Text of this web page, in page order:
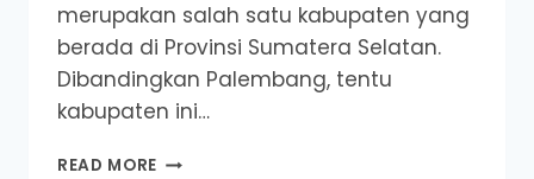
merupakan salah satu kabupaten yang
berada di Provinsi Sumatera Selatan.
Dibandingkan Palembang, tentu
kabupaten ini…
READ MORE 5